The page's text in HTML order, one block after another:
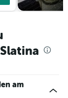
am